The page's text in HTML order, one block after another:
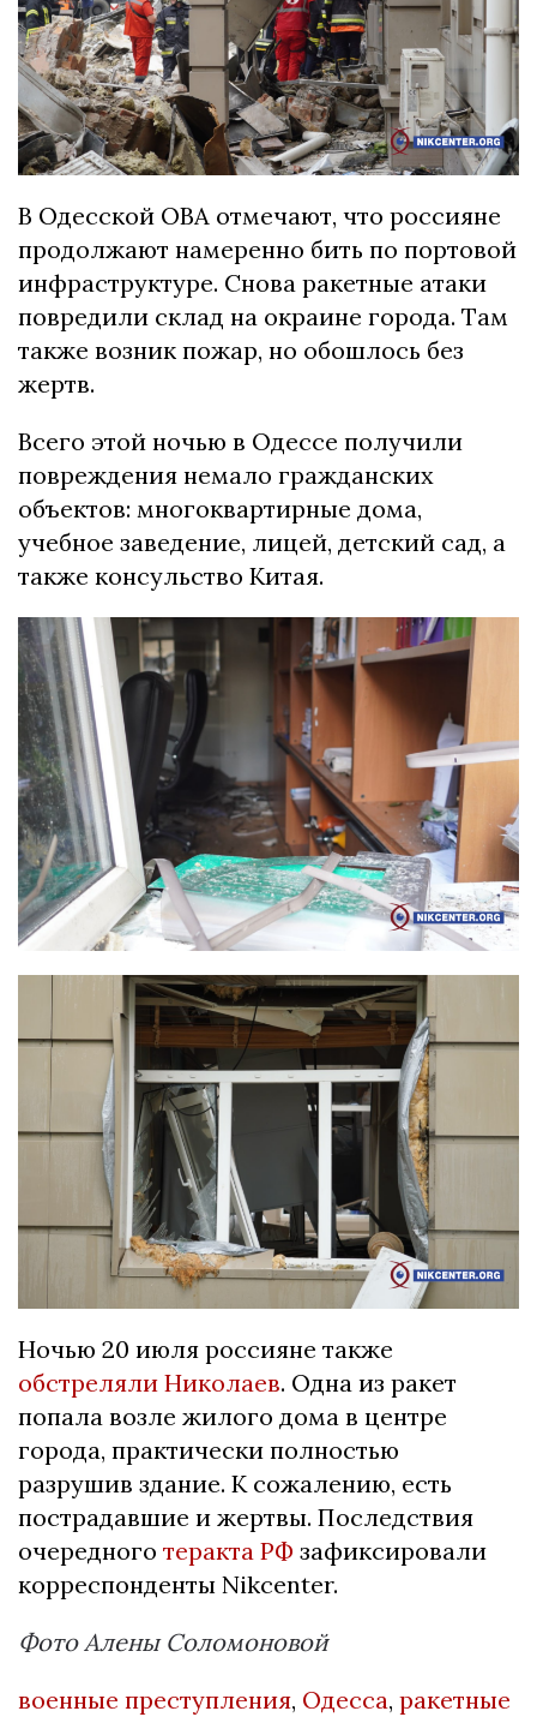
В Одесской ОВА отмечают, что россияне
продолжают намеренно бить по портовой
инфраструктуре. Снова ракетные атаки
повредили склад на окраине города. Там
также возник пожар, но обошлось без
жертв.
Всего этой ночью в Одессе получили
повреждения немало гражданских
объектов: многоквартирные дома,
учебное заведение, лицей, детский сад, а
также консульство Китая.
Ночью 20 июля россияне также
обстреляли Николаев. Одна из ракет
попала возле жилого дома в центре
города, практически полностью
разрушив здание. К сожалению, есть
пострадавшие и жертвы. Последствия
очередного теракта РФ зафиксировали
корреспонденты Nikcenter.
Фото Алены Соломоновой
военные преступления, Одесса, ракетные